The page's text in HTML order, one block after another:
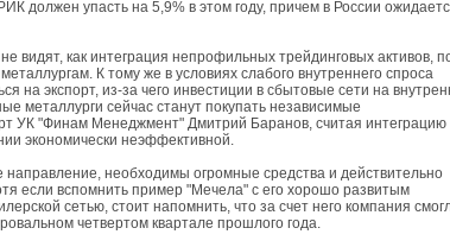
должен упасть на 5,9% в этом году, причем в России
видят, как интеграция непрофильных трейдинговых активов,
К тому же в условиях слабого внутреннего спроса
на экспорт, из-за чего инвестиции в сбытовые сети на
металлурги сейчас станут покупать независимые
УК "Финам Менеджмент" Дмитрий Баранов, считая интеграцию
экономически неэффективной.
необходимы огромные средства и действительно
если вспомнить пример "Мечела" с его хорошо развитым
сетью, стоит напомнить, что за счет него компания
четвертом квартале прошлого года.